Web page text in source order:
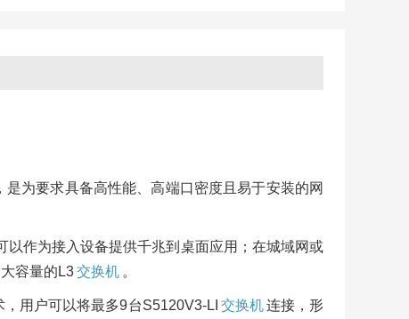
是为要求具备高性能、高端口密度且易于安装的网
作为接入设备提供千兆到桌面应用；在城域网或
容量的L3交换机 。
用户可以将最多9台S5120V3-LI 交换机连接，形